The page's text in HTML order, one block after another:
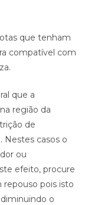
que tenham
compatível com
que a
região da
de
Nestes casos o
ou
efeito, procure
pois isto
o